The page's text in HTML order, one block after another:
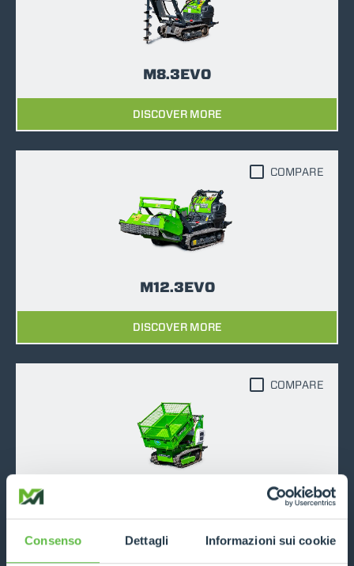
Consenso Dettagli Informazioni sui cookie
M8.3EVO
DISCOVER MORE
M12.3EVO
DISCOVER MORE
COMPARE
DISCOVER MORE
COMPARE